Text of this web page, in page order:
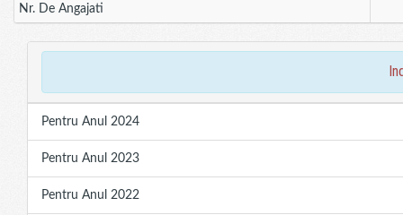
Nr. De Angajati
Pentru Anul 2024
Pentru Anul 2023
Pentru Anul 2022